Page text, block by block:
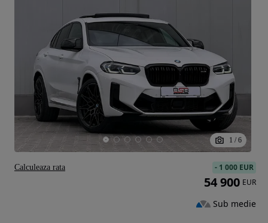
1 / 6
- 1 000 EUR
54 900 EUR
Sub medie
Calculeaza rata